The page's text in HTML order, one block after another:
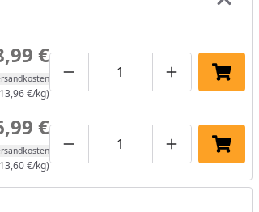
€
€/kg)
Produktmenge um eins
Produktmenge In
€
€/kg)
Produktmenge um eins
Produktmenge In